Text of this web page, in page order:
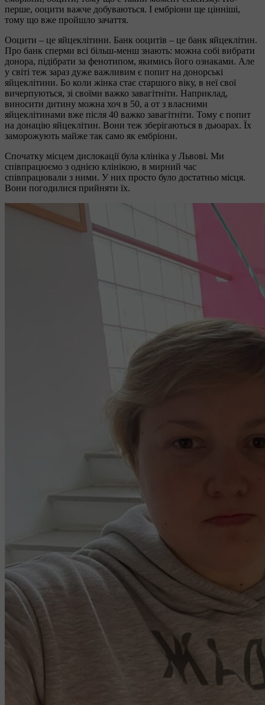
перше, ооцити важче добуваються. І ембріони ще цінніші,
тому що вже пройшло зачаття.
Ооцити – це яйцеклітини. Банк ооцитів – це банк яйцеклітин.
Про банк сперми всі більш-менш знають: можна собі вибрати
донора, підібрати за фенотипом, якимись його ознаками. Але
у світі теж зараз дуже важливим є попит на донорські
яйцеклітини. Бо коли жінка стає старшого віку, в неї свої
вичерпуються, зі своїми важко завагітніти. Наприклад,
виносити дитину можна хоч в 50, а от з власними
яйцеклітинами вже після 40 важко завагітніти. Тому є попит
на донацію яйцеклітин. Вони теж зберігаються в дьюарах. Їх
заморожують майже так само як ембріони.
Спочатку місцем дислокації була клініка у Львові. Ми
співпрацюємо з однією клінікою, в мирний час
співпрацювали з ними. У них просто було достатньо місця.
Вони погодилися прийняти їх.